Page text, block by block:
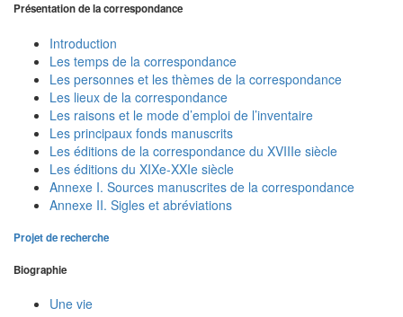
Présentation de la correspondance
Introduction
Les temps de la correspondance
Les personnes et les thèmes de la correspondance
Les lieux de la correspondance
Les raisons et le mode d’emploi de l’inventaire
Les principaux fonds manuscrits
Les éditions de la correspondance du XVIIIe siècle
Les éditions du XIXe-XXIe siècle
Annexe I. Sources manuscrites de la correspondance
Annexe II. Sigles et abréviations
Projet de recherche
Biographie
Une vie